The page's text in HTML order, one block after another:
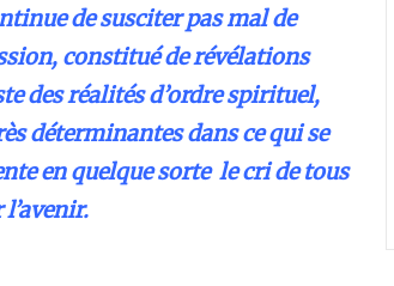
de susciter pas mal de
constitué de révélations
des réalités d’ordre spirituel,
déterminantes dans ce qui se
en quelque sorte le cri de tous